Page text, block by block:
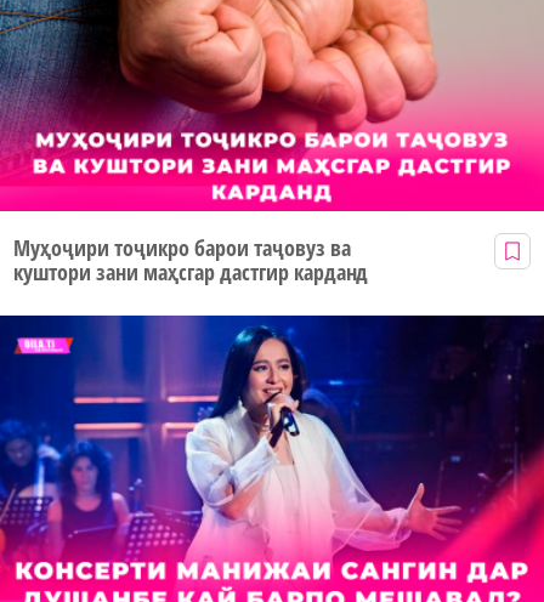
Муҳоҷири тоҷикро барои таҷовуз ва
куштори зани маҳсгар дастгир карданд